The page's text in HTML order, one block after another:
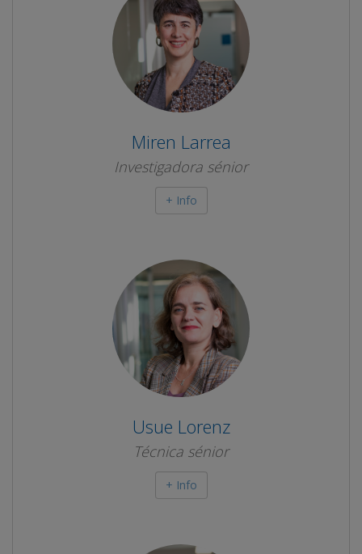
Miren Larrea
Investigadora sénior
+ Info
Usue Lorenz
Técnica sénior
+ Info